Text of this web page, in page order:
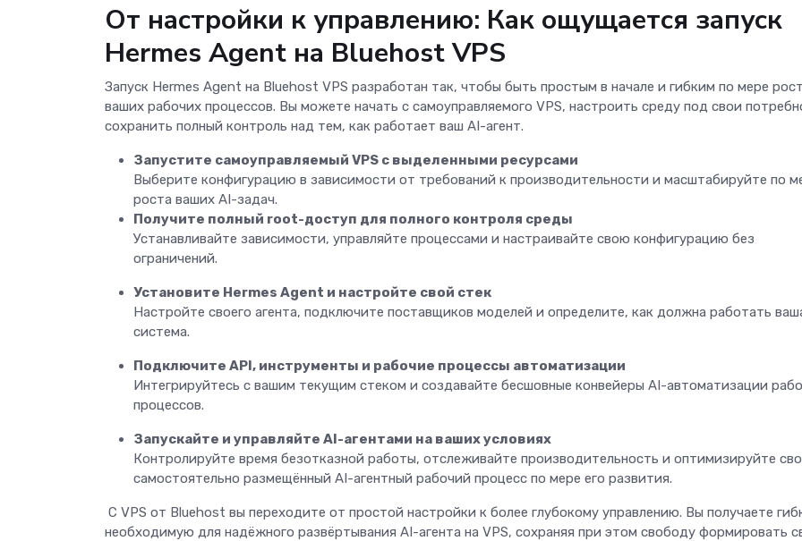
От настройки к управлению: Как ощущается запуск
Hermes Agent на Bluehost VPS
Запуск Hermes Agent на Bluehost VPS разработан так, чтобы быть простым в начале и гибким по мере
ваших рабочих процессов. Вы можете начать с самоуправляемого VPS, настроить среду под свои
сохранить полный контроль над тем, как работает ваш AI-агент.
Запустите самоуправляемый VPS с выделенными ресурсами
Выберите конфигурацию в зависимости от требований к производительности и масштабируйте по
роста ваших AI-задач.
Получите полный root-доступ для полного контроля среды
Устанавливайте зависимости, управляйте процессами и настраивайте свою конфигурацию без
ограничений.
Установите Hermes Agent и настройте свой стек
Настройте своего агента, подключите поставщиков моделей и определите, как должна работать
система.
Подключите API, инструменты и рабочие процессы автоматизации
Интегрируйтесь с вашим текущим стеком и создавайте бесшовные конвейеры AI-автоматизации
процессов.
Запускайте и управляйте AI-агентами на ваших условиях
Контролируйте время безотказной работы, отслеживайте производительность и оптимизируйте
самостоятельно размещённый AI-агентный рабочий процесс по мере его развития.
С VPS от Bluehost вы переходите от простой настройки к более глубокому управлению. Вы получаете
необходимую для надёжного развёртывания AI-агента на VPS, сохраняя при этом свободу формировать